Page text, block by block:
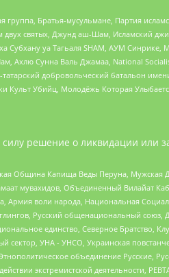
Братья-мусульмане, Партия
святых, Джунд аш-Шам, Исламский
Субхану уа Тагьаля SHAM, АУМ Синрике,
Ахлю Сунна Валь Джамаа, National
добровольческий батальон
Культ Убийц, Молодёжь Которая
решение о ликвидации или
Община Капища Веды Перуна, Мужская
мувахидов, Объединенный Вилайат
Армия воли народа, Национальная
Русский общенациональный союз,
единство, Северное Братство,
УНА - УНСО, Украинская
объединение Русские,
экстремистской деятельности,